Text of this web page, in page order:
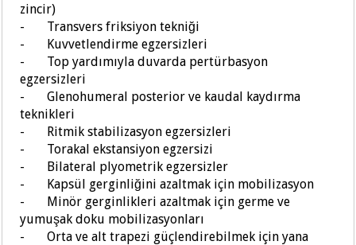
zincir)
-
Transvers friksiyon tekniği
-
Kuvvetlendirme egzersizleri
-
Top yardımıyla duvarda pertürbasyon
egzersizleri
-
Glenohumeral posterior ve kaudal kaydırma
teknikleri
-
Ritmik stabilizasyon egzersizleri
-
Torakal ekstansiyon egzersizi
-
Bilateral plyometrik egzersizler
-
Kapsül gerginliğini azaltmak için mobilizasyon
-
Minör gerginlikleri azaltmak için germe ve
yumuşak doku mobilizasyonları
-
Orta ve alt trapezi güçlendirebilmek için yana